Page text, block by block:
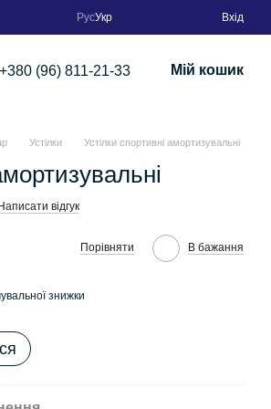
РусУкр Вхід
+380 (96) 811-21-33 Мій кошик
Устілки Устілки спортивні амортизувальні
Написати відгук
Порівняти В бажання
знижки